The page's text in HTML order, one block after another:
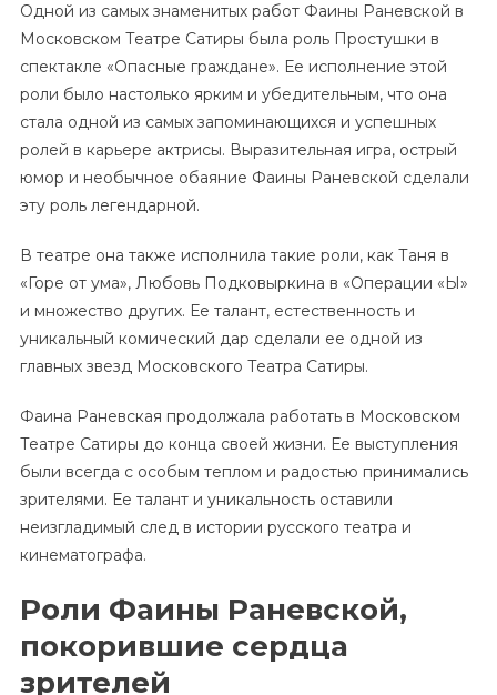
Одной из самых знаменитых работ Фаины Раневской в
Московском Театре Сатиры была роль Простушки в
спектакле «Опасные граждане». Ее исполнение этой
роли было настолько ярким и убедительным, что она
стала одной из самых запоминающихся и успешных
ролей в карьере актрисы. Выразительная игра, острый
юмор и необычное обаяние Фаины Раневской сделали
эту роль легендарной.
В театре она также исполнила такие роли, как Таня в
«Горе от ума», Любовь Подковыркина в «Операции «Ы»
и множество других. Ее талант, естественность и
уникальный комический дар сделали ее одной из
главных звезд Московского Театра Сатиры.
Фаина Раневская продолжала работать в Московском
Театре Сатиры до конца своей жизни. Ее выступления
были всегда с особым теплом и радостью принимались
зрителями. Ее талант и уникальность оставили
неизгладимый след в истории русского театра и
кинематографа.
Роли Фаины Раневской,
покорившие сердца
зрителей